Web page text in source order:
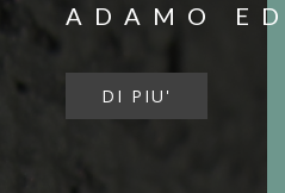
ADAMO
DI PIU'